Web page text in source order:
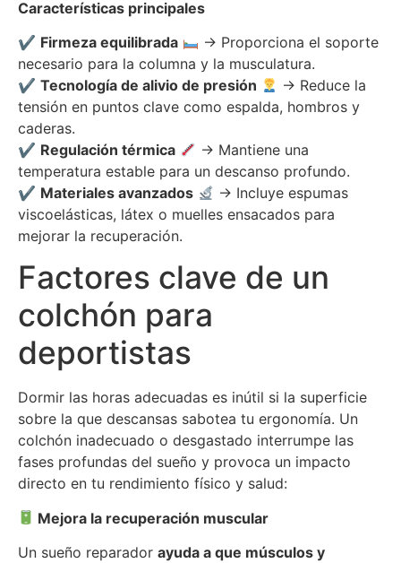
Características principales
✔ Firmeza equilibrada
→ Proporciona el soporte
necesario para la columna y la musculatura.
✔ Tecnología de alivio de presión
→ Reduce la
tensión en puntos clave como espalda, hombros y
caderas.
✔ Regulación térmica
→ Mantiene una
temperatura estable para un descanso profundo.
✔ Materiales avanzados
→ Incluye espumas
viscoelásticas, látex o muelles ensacados para
mejorar la recuperación.
Factores clave de un
colchón para
deportistas
Dormir las horas adecuadas es inútil si la superficie
sobre la que descansas sabotea tu ergonomía. Un
colchón inadecuado o desgastado interrumpe las
fases profundas del sueño y provoca un impacto
directo en tu rendimiento físico y salud:
Mejora la recuperación muscular
Un sueño reparador ayuda a que músculos y